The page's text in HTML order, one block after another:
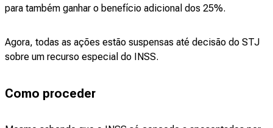
para também ganhar o benefício adicional dos 25%.
Agora, todas as ações estão suspensas até decisão do STJ
sobre um recurso especial do INSS.
Como proceder